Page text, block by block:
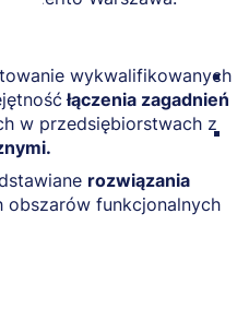
wykwalifikowanych
łączenia zagadnień
w przedsiębiorstwach z
rozwiązania
obszarów funkcjonalnych